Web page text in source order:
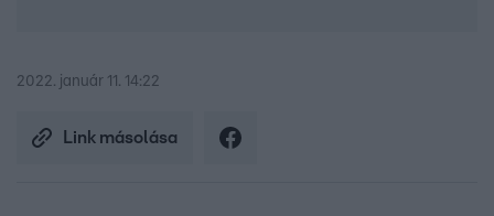
2022. január 11. 14:22
Link másolása